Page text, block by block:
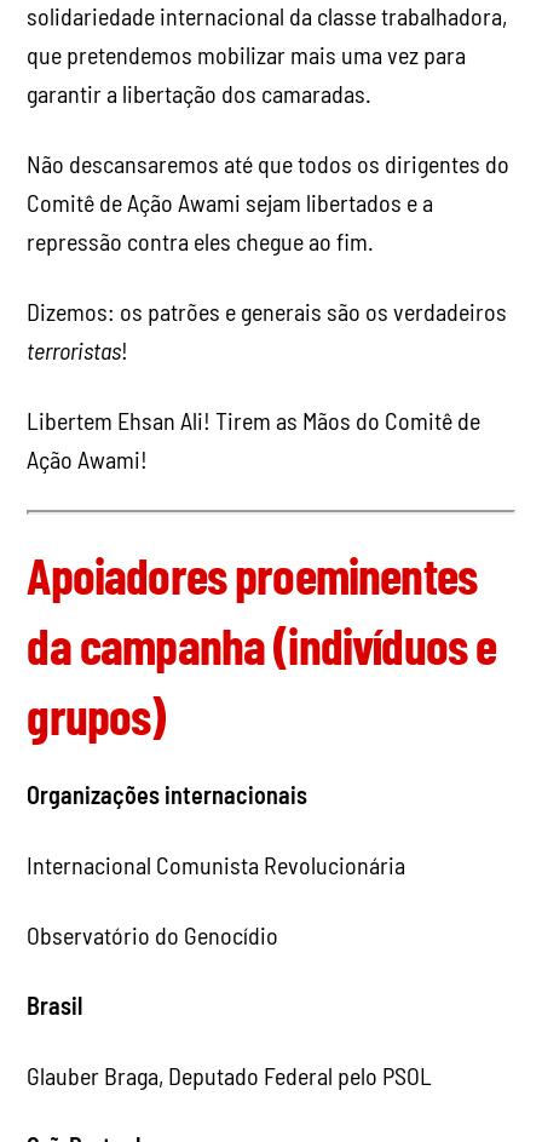
solidariedade internacional da classe trabalhadora,
que pretendemos mobilizar mais uma vez para
garantir a libertação dos camaradas.
Não descansaremos até que todos os dirigentes do
Comitê de Ação Awami sejam libertados e a
repressão contra eles chegue ao fim.
Dizemos: os patrões e generais são os verdadeiros
terroristas!
Libertem Ehsan Ali! Tirem as Mãos do Comitê de
Ação Awami!
Apoiadores proeminentes
da campanha (indivíduos e
grupos)
Organizações internacionais
Internacional Comunista Revolucionária
Observatório do Genocídio
Brasil
Glauber Braga, Deputado Federal pelo PSOL